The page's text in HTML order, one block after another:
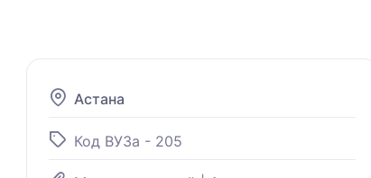
Астана
Код ВУЗа - 205